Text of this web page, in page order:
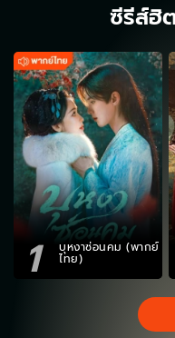
ซีรีส์ฮิ
1 บุหงาซ่อนคม (พากย์
ไทย)